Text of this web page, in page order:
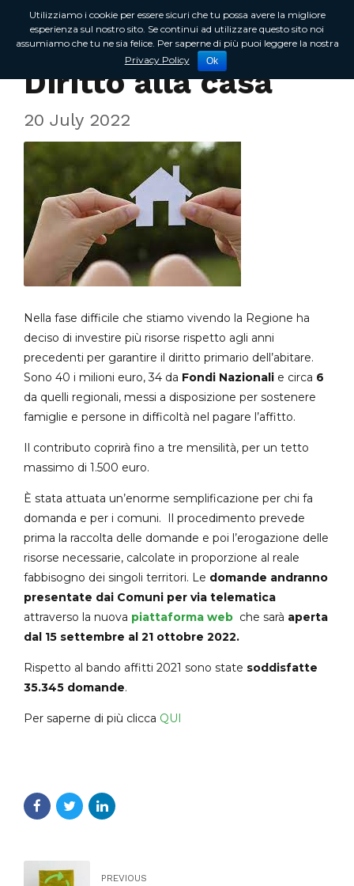
In Regione
Diritto alla casa
20 July 2022
Nella fase difficile che stiamo vivendo la Regione ha
deciso di investire più risorse rispetto agli anni
precedenti per garantire il diritto primario dell’abitare.
Sono 40 i milioni euro, 34 da Fondi Nazionali e circa 6
da quelli regionali, messi a disposizione per sostenere
famiglie e persone in difficoltà nel pagare l’affitto.
Il contributo coprirà fino a tre mensilità, per un tetto
massimo di 1.500 euro.
È stata attuata un’enorme semplificazione per chi fa
domanda e per i comuni. Il procedimento prevede
prima la raccolta delle domande e poi l’erogazione delle
risorse necessarie, calcolate in proporzione al reale
fabbisogno dei singoli territori. Le domande andranno
presentate dai Comuni per via telematica
attraverso la nuova piattaforma web che sarà aperta
dal 15 settembre al 21 ottobre 2022.
Rispetto al bando affitti 2021 sono state soddisfatte
35.345 domande.
Per saperne di più clicca QUI
PREVIOUS
Utilizziamo i cookie per essere sicuri che tu possa avere la migliore
esperienza sul nostro sito. Se continui ad utilizzare questo sito noi
assumiamo che tu ne sia felice. Per saperne di più puoi leggere la nostra
Privacy Policy
Ok